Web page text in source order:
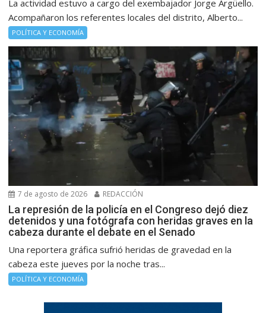
La actividad estuvo a cargo del exembajador Jorge Argüello.
Acompañaron los referentes locales del distrito, Alberto...
POLÍTICA Y ECONOMÍA
7 de agosto de 2026 REDACCIÓN
La represión de la policía en el Congreso dejó diez
detenidos y una fotógrafa con heridas graves en la
cabeza durante el debate en el Senado
Una reportera gráfica sufrió heridas de gravedad en la
cabeza este jueves por la noche tras...
POLÍTICA Y ECONOMÍA